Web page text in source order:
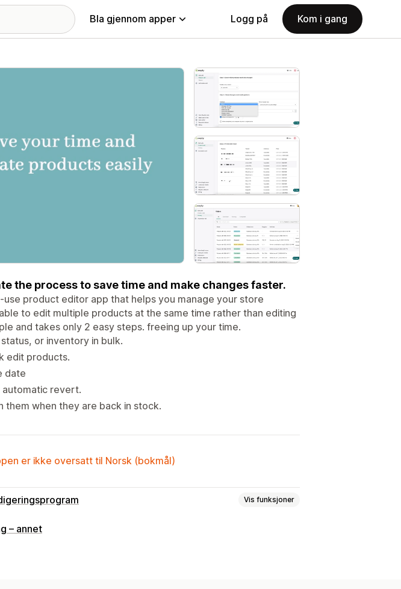
Bla gjennom apper Logg på Kom i gang
the process to save time and make changes faster.
use product editor app that helps you manage your store
to edit multiple products at the same time rather than editing
and takes only 2 easy steps. freeing up your time.
or inventory in bulk.
edit products.
date
automatic revert.
them when they are back in stock.
er ikke oversatt til Norsk (bokmål)
Vis funksjoner
ressurser
– annet